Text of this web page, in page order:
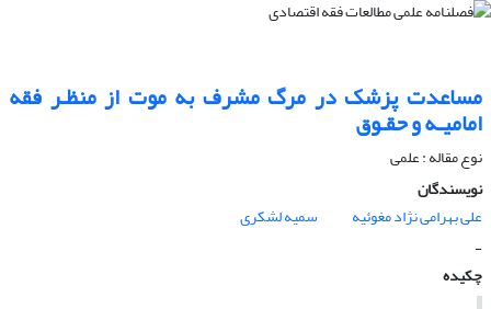
مساعدت پزشک در مرگ مشرف به موت از منظـر فقه
امامیـه و حقـوق
نوع مقاله : علمی
نویسندگان
علی بهرامی نژاد مغوئیه
سمیه لشکری
-
چکیده